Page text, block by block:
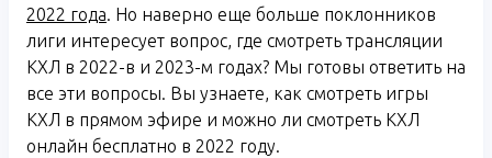
2022 года. Но наверно еще больше поклонников
лиги интересует вопрос, где смотреть трансляции
КХЛ в 2022-в и 2023-м годах? Мы готовы ответить на
все эти вопросы. Вы узнаете, как смотреть игры
КХЛ в прямом эфире и можно ли смотреть КХЛ
онлайн бесплатно в 2022 году.